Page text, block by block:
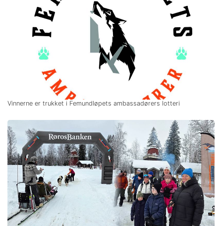
Vinnerne er trukket i Femundløpets ambassadørers lotteri